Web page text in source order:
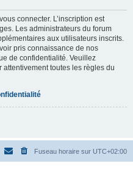
connecter. L’inscription est
Les administrateurs du forum
aux utilisateurs inscrits.
pris connaissance de nos
de confidentialité. Veuillez
toutes les règles du
Fuseau horaire sur UTC+02:00